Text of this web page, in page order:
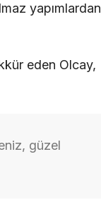
yapımlardan
eden Olcay,
güzel